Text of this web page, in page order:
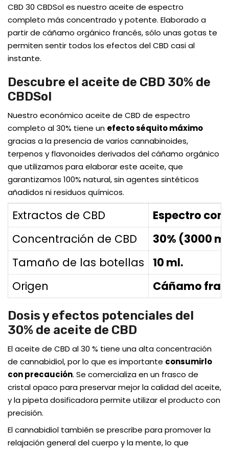
CBD 30 CBDSol es nuestro aceite de espectro
completo más concentrado y potente. Elaborado a
partir de cáñamo orgánico francés, sólo unas gotas te
permiten sentir todos los efectos del CBD casi al
instante.
Descubre el aceite de CBD 30% de
CBDSol
Nuestro económico aceite de CBD de espectro
completo al 30% tiene un efecto séquito máximo
gracias a la presencia de varios cannabinoides,
terpenos y flavonoides derivados del cáñamo orgánico
que utilizamos para elaborar este aceite, que
garantizamos 100% natural, sin agentes sintéticos
añadidos ni residuos químicos.
Extractos de CBD
Espectro
Concentración de CBD
30% (3000
Tamaño de las botellas
10 ml.
Origen
Cáñamo
Dosis y efectos potenciales del
30% de aceite de CBD
El aceite de CBD al 30 % tiene una alta concentración
de cannabidiol, por lo que es importante consumirlo
con precaución. Se comercializa en un frasco de
cristal opaco para preservar mejor la calidad del aceite,
y la pipeta dosificadora permite utilizar el producto con
precisión.
El cannabidiol también se prescribe para promover la
relajación general del cuerpo y la mente, lo que